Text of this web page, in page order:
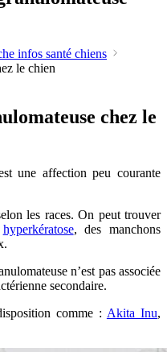
infos santé chiens
le chien
chez le
une affection peu courante
les races. On peut trouver
hyperkératose, des manchons
n’est pas associée
secondaire.
comme : Akita Inu,